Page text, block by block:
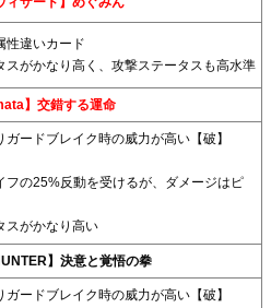
性違いカード
スがかなり高く、攻撃ステータスも高水準
】交錯する運命
ガードブレイク時の威力が高い【破】
フの25%反動を受けるが、ダメージはピ
スがかなり高い
】決意と覚悟の拳
ガードブレイク時の威力が高い【破】